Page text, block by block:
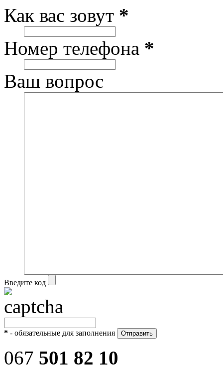
Как вас зовут *
Номер телефона *
Ваш вопрос
Введите код
* - обязательные для заполнения
067 501 82 10